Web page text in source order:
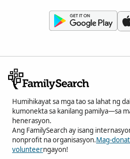
Humihikayat sa mga tao sa lahat ng
kumonekta sa kanilang pamilya—sa
henerasyon.
Ang FamilySearch ay isang
nonprofit na organisasyon.Mag-
volunteerngayon!